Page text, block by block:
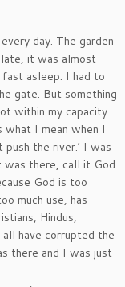
day. The garden
it was almost
fast asleep. I had to
gate. But something
within my capacity
I mean when I
push the river.’ I was
there, call it God
God is too
much use, has
Hindus,
have corrupted the
there and I was just